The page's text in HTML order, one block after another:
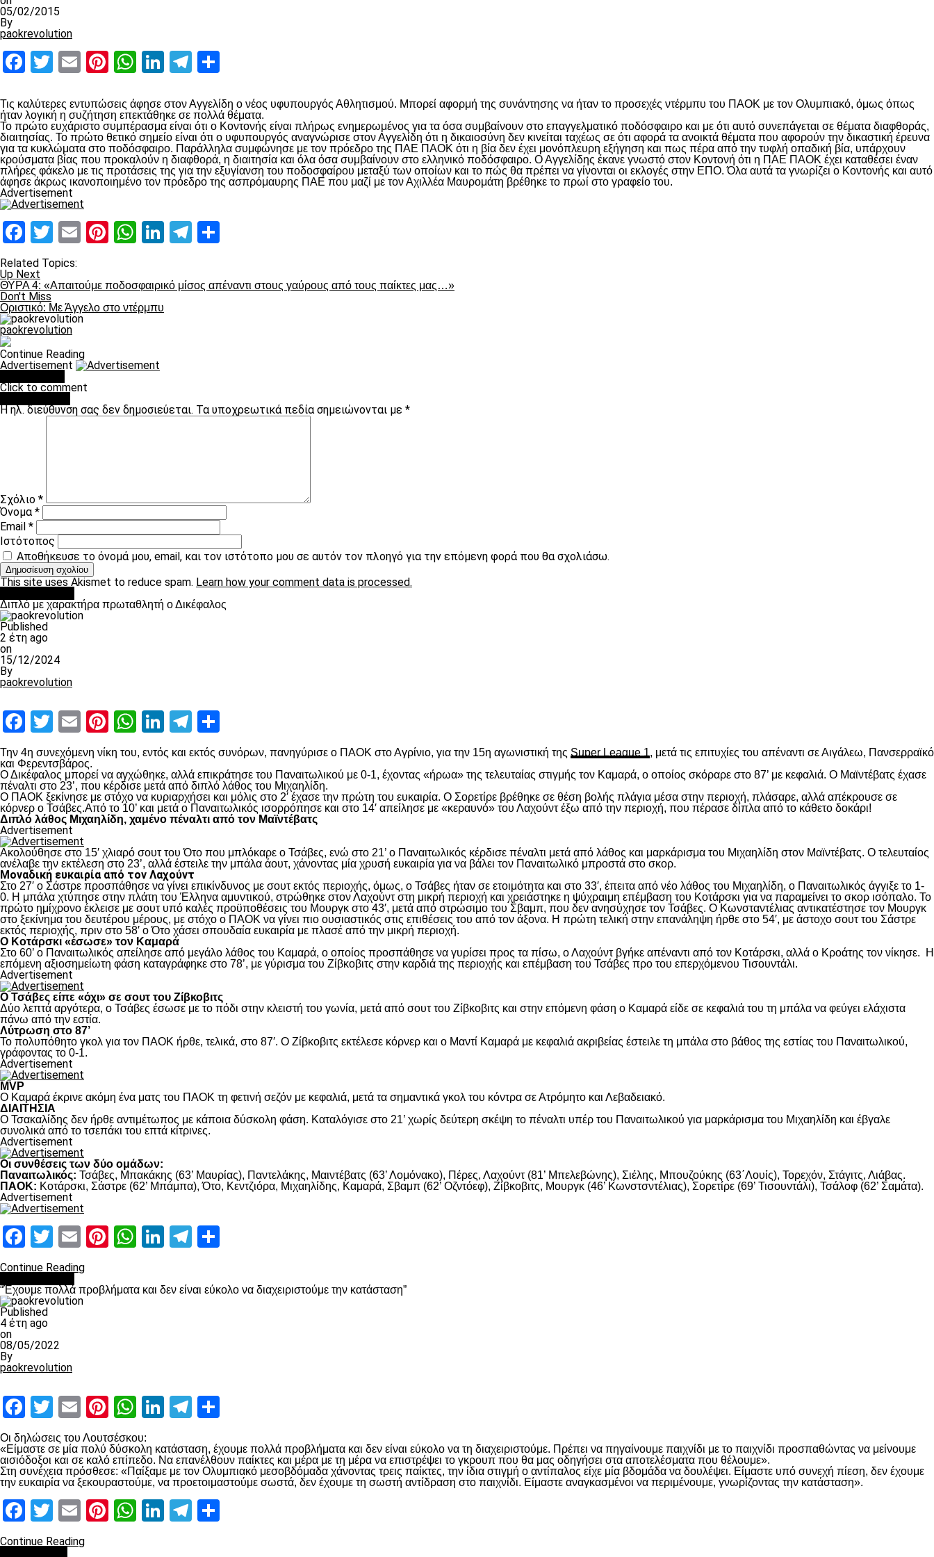
05/02/2015
By
paokrevolution
Facebook
Twitter
EmailPinterest
WhatsApp
LinkedIn
Telegram
Τις καλύτερες εντυπώσεις άφησε στον Αγγελίδη ο νέος υφυπουργός Αθλητισμού. Μπορεί αφορμή της συνάντησης να ήταν το προσεχές ντέρμπυ του ΠΑΟΚ με τον Ολυμπιακό, όμως όπως
ήταν λογική η συζήτηση επεκτάθηκε σε πολλά θέματα.
Το πρώτο ευχάριστο συμπέρασμα είναι ότι ο Κοντονής είναι πλήρως ενημερωμένος για τα όσα συμβαίνουν στο επαγγελματικό ποδόσφαιρο και με ότι αυτό συνεπάγεται σε θέματα διαφθοράς,
διαιτησίας. Το πρώτο θετικό σημείο είναι ότι ο υφυπουργός αναγνώρισε στον Αγγελίδη ότι η δικαιοσύνη δεν κινείται ταχέως σε ότι αφορά τα ανοικτά θέματα που αφορούν την δικαστική έρευνα
για τα κυκλώματα στο ποδόσφαιρο. Παράλληλα συμφώνησε με τον πρόεδρο της ΠΑΕ ΠΑΟΚ ότι η βία δεν έχει μονόπλευρη εξήγηση και πως πέρα από την τυφλή οπαδική βία, υπάρχουν
κρούσματα βίας που προκαλούν η διαφθορά, η διαιτησία και όλα όσα συμβαίνουν στο ελληνικό ποδόσφαιρο. Ο Αγγελίδης έκανε γνωστό στον Κοντονή ότι η ΠΑΕ ΠΑΟΚ έχει καταθέσει έναν
πλήρες φάκελο με τις προτάσεις της για την εξυγίανση του ποδοσφαίρου μεταξύ των οποίων και το πώς θα πρέπει να γίνονται οι εκλογές στην ΕΠΟ. Όλα αυτά τα γνωρίζει ο Κοντονής και αυτό
άφησε άκρως ικανοποιημένο τον πρόεδρο της ασπρόμαυρης ΠΑΕ που μαζί με τον Αχιλλέα Μαυρομάτη βρέθηκε το πρωί στο γραφείο του.
Advertisement
Facebook
Twitter
EmailPinterest
WhatsApp
LinkedIn
Telegram
Related Topics:
Up Next
ΘΥΡΑ 4: «Απαιτούμε ποδοσφαιρικό μίσος απέναντι στους γαύρους από τους παίκτες μας…»
Don't Miss
Οριστικό: Με Άγγελο στο ντέρμπυ
paokrevolution
Continue Reading
Advertisement
Click to comment
Η ηλ. διεύθυνση σας δεν δημοσιεύεται. Τα υποχρεωτικά πεδία σημειώνονται με *
Σχόλιο *
Όνομα*
Email *
Ιστότοπος
Αποθήκευσε το όνομά μου, email, και τον ιστότοπο μου σε αυτόν τον πλοηγό για την επόμενη φορά που θα σχολιάσω.
This site uses Akismet to reduce spam. Learn how your comment data is processed.
Διπλό με χαρακτήρα πρωταθλητή ο Δικέφαλος
Published
2 έτη ago
on
15/12/2024
By
paokrevolution
Facebook
Twitter
EmailPinterest
WhatsApp
LinkedIn
Telegram
Την 4η συνεχόμενη νίκη του, εντός και εκτός συνόρων, πανηγύρισε ο ΠΑΟΚ στο Αγρίνιο, για την 15η αγωνιστική της Super League 1, μετά τις επιτυχίες του απέναντι σε Αιγάλεω, Πανσερραϊκό
και Φερεντσβάρος.
Ο Δικέφαλος μπορεί να αγχώθηκε, αλλά επικράτησε του Παναιτωλικού με 0-1, έχοντας «ήρωα» της τελευταίας στιγμής τον Καμαρά, ο οποίος σκόραρε στο 87’ με κεφαλιά. Ο Μαϊντέβατς έχασε
πέναλτι στο 23’, που κέρδισε μετά από διπλό λάθος του Μιχαηλίδη.
Ο ΠΑΟΚ ξεκίνησε με στόχο να κυριαρχήσει και μόλις στο 2′ έχασε την πρώτη του ευκαιρία. Ο Σορετίρε βρέθηκε σε θέση βολής πλάγια μέσα στην περιοχή, πλάσαρε, αλλά απέκρουσε σε
κόρνερ ο Τσάβες.Από το 10’ και μετά ο Παναιτωλικός ισορρόπησε και στο 14′ απείλησε με «κεραυνό» του Λαχούντ έξω από την περιοχή, που πέρασε δίπλα από το κάθετο δοκάρι!
Διπλό λάθος Μιχαηλίδη, χαμένο πέναλτι από τον Μαϊντέβατς
Advertisement
Ακολούθησε στο 15′ χλιαρό σουτ του Ότο που μπλόκαρε ο Τσάβες, ενώ στο 21’ ο Παναιτωλικός κέρδισε πέναλτι μετά από λάθος και μαρκάρισμα του Μιχαηλίδη στον Μαϊντέβατς. Ο τελευταίος
ανέλαβε την εκτέλεση στο 23’, αλλά έστειλε την μπάλα άουτ, χάνοντας μία χρυσή ευκαιρία για να βάλει τον Παναιτωλικό μπροστά στο σκορ.
Μοναδική ευκαιρία από τον Λαχούντ
Στο 27′ ο Σάστρε προσπάθησε να γίνει επικίνδυνος με σουτ εκτός περιοχής, όμως, ο Τσάβες ήταν σε ετοιμότητα και στο 33′, έπειτα από νέο λάθος του Μιχαηλίδη, ο Παναιτωλικός άγγιξε το 1-
0. Η μπάλα χτύπησε στην πλάτη του Έλληνα αμυντικού, στρώθηκε στον Λαχούντ στη μικρή περιοχή και χρειάστηκε η ψύχραιμη επέμβαση του Κοτάρσκι για να παραμείνει το σκορ ισόπαλο. Το
πρώτο ημίχρονο έκλεισε με σουτ υπό καλές προϋποθέσεις του Μουργκ στο 43′, μετά από στρώσιμο του Σβαμπ, που δεν ανησύχησε τον Τσάβες. Ο Κωνσταντέλιας αντικατέστησε τον Μουργκ
στο ξεκίνημα του δευτέρου μέρους, με στόχο ο ΠΑΟΚ να γίνει πιο ουσιαστικός στις επιθέσεις του από τον άξονα. Η πρώτη τελική στην επανάληψη ήρθε στο 54′, με άστοχο σουτ του Σάστρε
εκτός περιοχής, πριν στο 58′ ο Ότο χάσει σπουδαία ευκαιρία με πλασέ από την μικρή περιοχή.
Ο Κοτάρσκι «έσωσε» τον Καμαρά
Στο 60’ ο Παναιτωλικός απείλησε από μεγάλο λάθος του Καμαρά, ο οποίος προσπάθησε να γυρίσει προς τα πίσω, ο Λαχούντ βγήκε απέναντι από τον Κοτάρσκι, αλλά ο Κροάτης τον νίκησε. Η
επόμενη αξιοσημείωτη φάση καταγράφηκε στο 78’, με γύρισμα του Ζίβκοβιτς στην καρδιά της περιοχής και επέμβαση του Τσάβες προ του επερχόμενου Τισουντάλι.
Advertisement
Ο Τσάβες είπε «όχι» σε σουτ του Ζίβκοβιτς
Δύο λεπτά αργότερα, ο Τσάβες έσωσε με το πόδι στην κλειστή του γωνία, μετά από σουτ του Ζίβκοβιτς και στην επόμενη φάση ο Καμαρά είδε σε κεφαλιά του τη μπάλα να φεύγει ελάχιστα
πάνω από την εστία.
Λύτρωση στο 87’
Το πολυπόθητο γκολ για τον ΠΑΟΚ ήρθε, τελικά, στο 87′. Ο Ζίβκοβιτς εκτέλεσε κόρνερ και ο Μαντί Καμαρά με κεφαλιά ακριβείας έστειλε τη μπάλα στο βάθος της εστίας του Παναιτωλικού,
γράφοντας το 0-1.
Advertisement
MVP
Ο Καμαρά έκρινε ακόμη ένα ματς του ΠΑΟΚ τη φετινή σεζόν με κεφαλιά, μετά τα σημαντικά γκολ του κόντρα σε Ατρόμητο και Λεβαδειακό.
ΔΙΑΙΤΗΣΙΑ
Ο Τσακαλίδης δεν ήρθε αντιμέτωπος με κάποια δύσκολη φάση. Καταλόγισε στο 21’ χωρίς δεύτερη σκέψη το πέναλτι υπέρ του Παναιτωλικού για μαρκάρισμα του Μιχαηλίδη και έβγαλε
συνολικά από το τσεπάκι του επτά κίτρινες.
Advertisement
Οι συνθέσεις των δύο ομάδων:
Παναιτωλικός: Τσάβες, Μπακάκης (63’ Μαυρίας), Παντελάκης, Μαιντέβατς (63’ Λομόνακο), Πέρες, Λαχούντ (81’ Μπελεβώνης), Σιέλης, Μπουζούκης (63΄Λουίς), Τορεχόν, Στάγιτς, Λιάβας.
ΠΑΟΚ: Κοτάρσκι, Σάστρε (62’ Μπάμπα), Ότο, Κεντζιόρα, Μιχαηλίδης, Καμαρά, Σβαμπ (62’ Οζντόεφ), Ζίβκοβιτς, Μουργκ (46’ Κωνστσντέλιας), Σορετίρε (69’ Τισουντάλι), Τσάλοφ (62’ Σαμάτα).
Advertisement
Facebook
Twitter
EmailPinterest
WhatsApp
LinkedIn
Telegram
Continue Reading
“Έχουμε πολλά προβλήματα και δεν είναι εύκολο να διαχειριστούμε την κατάσταση”
Published
4 έτη ago
on
08/05/2022
By
paokrevolution
Facebook
Twitter
EmailPinterest
WhatsApp
LinkedIn
Telegram
Οι δηλώσεις του Λουτσέσκου:
«Είμαστε σε μία πολύ δύσκολη κατάσταση, έχουμε πολλά προβλήματα και δεν είναι εύκολο να τη διαχειριστούμε. Πρέπει να πηγαίνουμε παιχνίδι με το παιχνίδι προσπαθώντας να μείνουμε
αισιόδοξοι και σε καλό επίπεδο. Να επανέλθουν παίκτες και μέρα με τη μέρα να επιστρέψει το γκρουπ που θα μας οδηγήσει στα αποτελέσματα που θέλουμε».
Στη συνέχεια πρόσθεσε: «Παίξαμε με τον Ολυμπιακό μεσοβδόμαδα χάνοντας τρεις παίκτες, την ίδια στιγμή ο αντίπαλος είχε μία βδομάδα να δουλέψει. Είμαστε υπό συνεχή πίεση, δεν έχουμε
την ευκαιρία να ξεκουραστούμε, να προετοιμαστούμε σωστά, δεν έχουμε τη σωστή αντίδραση στο παιχνίδι. Είμαστε αναγκασμένοι να περιμένουμε, γνωρίζοντας την κατάσταση».
Facebook
Twitter
EmailPinterest
WhatsApp
LinkedIn
Telegram
Continue Reading